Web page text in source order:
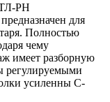
РН
для
Полностью
чему
имеет разборную
регулируемыми
усиленны С-